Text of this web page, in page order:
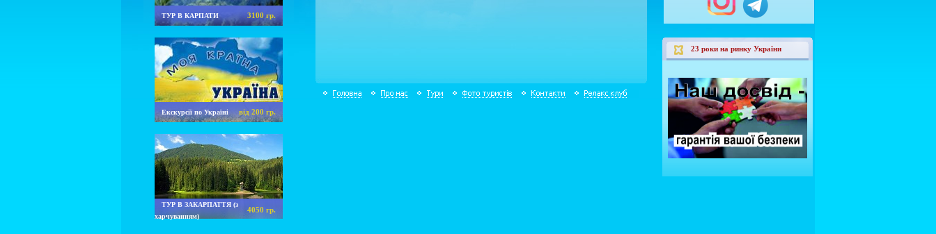
ТУР В КАРПАТИ 3100 гр.
Екскурсії по Україні від 200 гр.
ТУР В ЗАКАРПАТТЯ (з
харчуванням)
4050 гр.
23 роки на ринку України